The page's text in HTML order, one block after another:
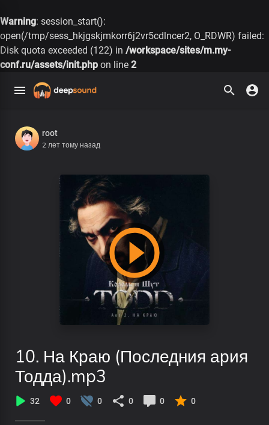
Warning: session_start():
open(/tmp/sess_hkjgskjmkorr6j2vr5cdlncer2, O_RDWR) failed:
Disk quota exceeded (122) in /workspace/sites/m.my-
conf.ru/assets/init.php on line 2
root
2 лет тому назад
10. На Краю (Последния ария
Тодда).mp3
32 0 0 0 0 0